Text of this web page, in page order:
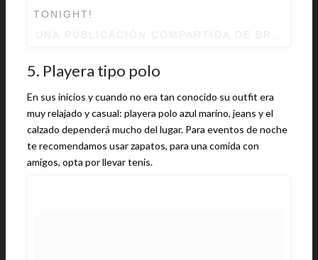
TONIGHT!
5. Playera tipo polo
En sus inicios y cuando no era tan conocido su outfit era
muy relajado y casual: playera polo azul marino, jeans y el
calzado dependerá mucho del lugar. Para eventos de noche
te recomendamos usar zapatos, para una comida con
amigos, opta por llevar tenis.